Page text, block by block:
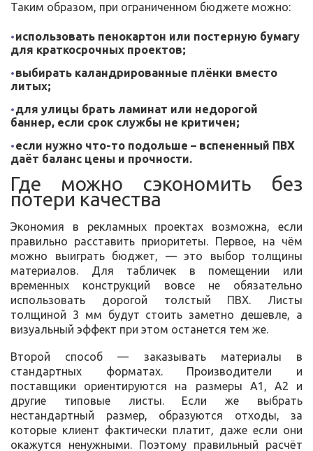
Таким образом, при ограниченном бюджете можно:
использовать пенокартон или постерную бумагу
для краткосрочных проектов;
выбирать каландрированные плёнки вместо
литых;
для улицы брать ламинат или недорогой
баннер, если срок службы не критичен;
если нужно что-то подольше – вспененный ПВХ
даёт баланс цены и прочности.
Где можно сэкономить без
потери качества
Экономия в рекламных проектах возможна, если
правильно расставить приоритеты. Первое, на чём
можно выиграть бюджет, — это выбор толщины
материалов. Для табличек в помещении или
временных конструкций вовсе не обязательно
использовать дорогой толстый ПВХ. Листы
толщиной 3 мм будут стоить заметно дешевле, а
визуальный эффект при этом останется тем же.
Второй способ — заказывать материалы в
стандартных форматах. Производители и
поставщики ориентируются на размеры А1, А2 и
другие типовые листы. Если же выбрать
нестандартный размер, образуются отходы, за
которые клиент фактически платит, даже если они
окажутся ненужными. Поэтому правильный расчёт